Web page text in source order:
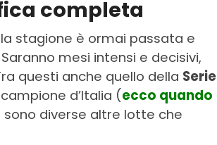
completa
stagione è ormai passata e
mesi intensi e decisivi,
questi anche quello della Serie
d’Italia (ecco quando
sono diverse altre lotte che